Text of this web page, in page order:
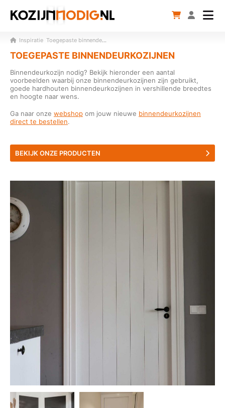
Inspiratie Toegepaste binnendeurkozijnen
TOEGEPASTE BINNENDEURKOZIJNEN
Binnendeurkozijn nodig? Bekijk hieronder een aantal
voorbeelden waarbij onze binnendeurkozijnen zijn gebruikt,
goede hardhouten binnendeurkozijnen in vershillende breedtes
en hoogte naar wens.
Ga naar onze webshop om jouw nieuwe binnendeurkozijnen
direct te bestellen.
BEKIJK ONZE PRODUCTEN